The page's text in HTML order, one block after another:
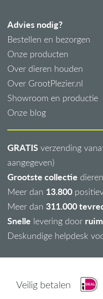
Advies nodig?
Bestellen en bezorgen
Onze producten
Over dieren houden
Over GrootPlezier.nl
Showroom en productie
Onze blog
GRATIS verzending
aangegeven)
Grootste collectie
Meer dan 13.800
Meer dan 311.000
Snelle levering door
Deskundige helpdesk
Veilig betalen